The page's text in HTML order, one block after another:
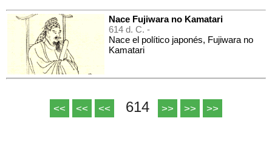
Nace Fujiwara no Kamatari
614 d. C. -
Nace el político japonés, Fujiwara no
Kamatari
<< << << 614 >> >> >>